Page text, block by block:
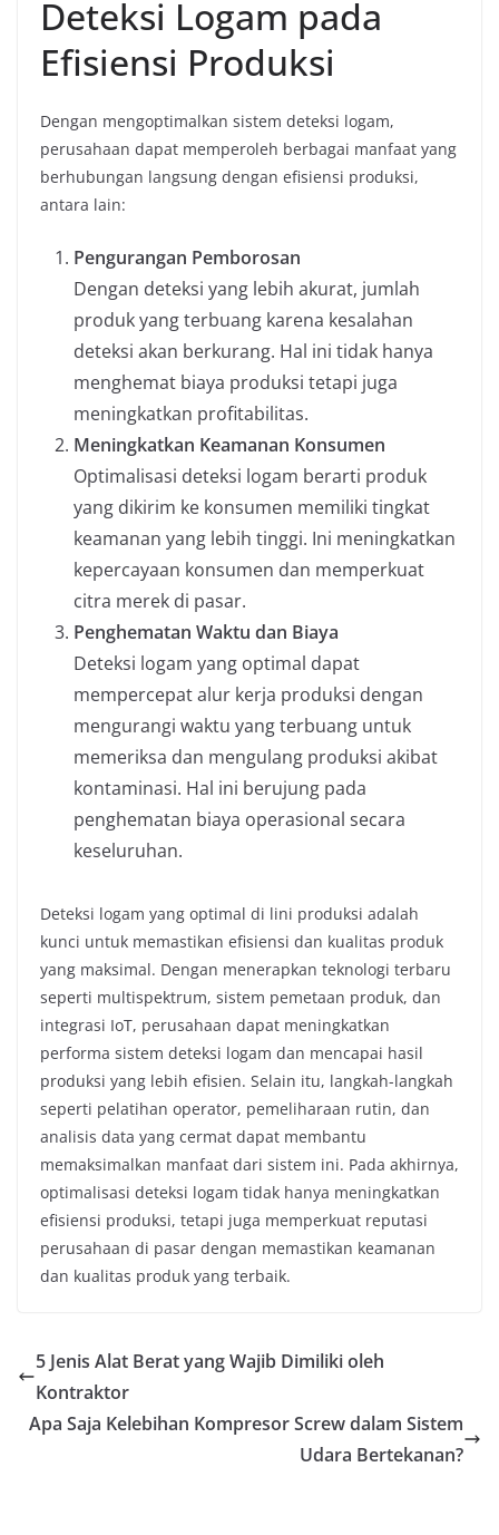
Deteksi Logam pada
Efisiensi Produksi
Dengan mengoptimalkan sistem deteksi logam,
perusahaan dapat memperoleh berbagai manfaat yang
berhubungan langsung dengan efisiensi produksi,
antara lain:
Pengurangan Pemborosan
Dengan deteksi yang lebih akurat, jumlah
produk yang terbuang karena kesalahan
deteksi akan berkurang. Hal ini tidak hanya
menghemat biaya produksi tetapi juga
meningkatkan profitabilitas.
Meningkatkan Keamanan Konsumen
Optimalisasi deteksi logam berarti produk
yang dikirim ke konsumen memiliki tingkat
keamanan yang lebih tinggi. Ini meningkatkan
kepercayaan konsumen dan memperkuat
citra merek di pasar.
Penghematan Waktu dan Biaya
Deteksi logam yang optimal dapat
mempercepat alur kerja produksi dengan
mengurangi waktu yang terbuang untuk
memeriksa dan mengulang produksi akibat
kontaminasi. Hal ini berujung pada
penghematan biaya operasional secara
keseluruhan.
Deteksi logam yang optimal di lini produksi adalah
kunci untuk memastikan efisiensi dan kualitas produk
yang maksimal. Dengan menerapkan teknologi terbaru
seperti multispektrum, sistem pemetaan produk, dan
integrasi IoT, perusahaan dapat meningkatkan
performa sistem deteksi logam dan mencapai hasil
produksi yang lebih efisien. Selain itu, langkah-langkah
seperti pelatihan operator, pemeliharaan rutin, dan
analisis data yang cermat dapat membantu
memaksimalkan manfaat dari sistem ini. Pada akhirnya,
optimalisasi deteksi logam tidak hanya meningkatkan
efisiensi produksi, tetapi juga memperkuat reputasi
perusahaan di pasar dengan memastikan keamanan
dan kualitas produk yang terbaik.
5 Jenis Alat Berat yang Wajib Dimiliki oleh
Kontraktor
Apa Saja Kelebihan Kompresor Screw dalam Sistem
Udara Bertekanan?